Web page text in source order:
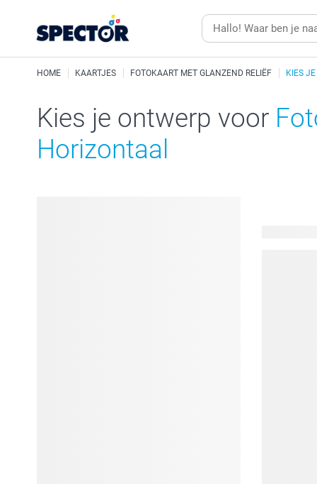
HOME KAARTJES FOTOKAART MET GLANZEND RELIËF KIES
Kies je ontwerp voor
Horizontaal